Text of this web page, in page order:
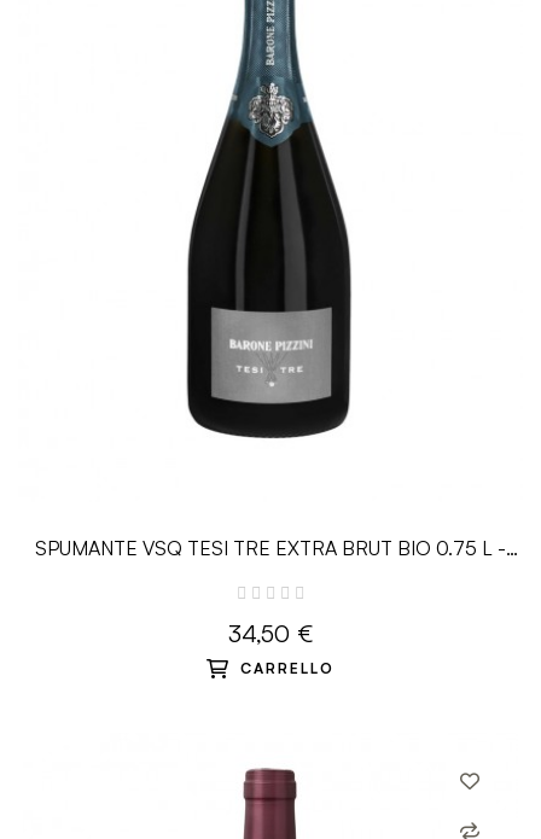
SPUMANTE VSQ TESI TRE EXTRA BRUT BIO 0.75 L -
34,50 €
CARRELLO